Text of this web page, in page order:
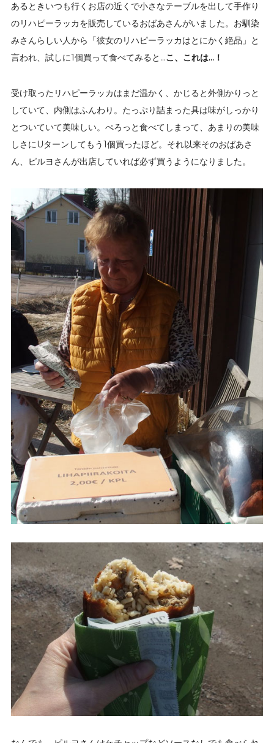
あるときいつも行くお店の近くで小さなテーブルを出して手作り
のリハピーラッカを販売しているおばあさんがいました。お馴染
みさんらしい人から「彼女のリハピーラッカはとにかく絶品」と
言われ、試しに1個買って食べてみると…こ、これは…！
受け取ったリハピーラッカはまだ温かく、かじると外側かりっと
していて、内側はふんわり。たっぷり詰まった具は味がしっかり
とついていて美味しい。ぺろっと食べてしまって、あまりの美味
しさにUターンしてもう1個買ったほど。それ以来そのおばあさ
ん、ピルヨさんが出店していれば必ず買うようになりました。